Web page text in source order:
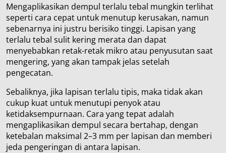
Mengaplikasikan dempul terlalu tebal mungkin terlihat
seperti cara cepat untuk menutup kerusakan, namun
sebenarnya ini justru berisiko tinggi. Lapisan yang
terlalu tebal sulit kering merata dan dapat
menyebabkan retak-retak mikro atau penyusutan saat
mengering, yang akan tampak jelas setelah
pengecatan.
Sebaliknya, jika lapisan terlalu tipis, maka tidak akan
cukup kuat untuk menutupi penyok atau
ketidaksempurnaan. Cara yang tepat adalah
mengaplikasikan dempul secara bertahap, dengan
ketebalan maksimal 2–3 mm per lapisan dan memberi
jeda pengeringan di antara lapisan.